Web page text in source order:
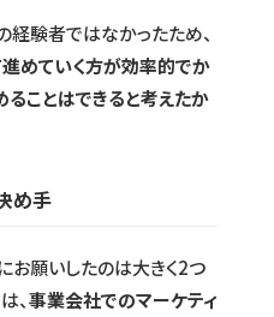
経験者ではなかったため、
めていく方が効率的でか
ることはできると考えたか
め手
お願いしたのは大きく2つ
、事業会社でのマーケティ